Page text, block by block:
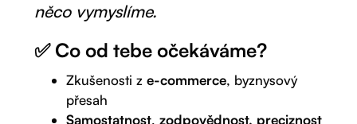
něco vymyslíme.
✅ Co od tebe očekáváme?
Zkušenosti ze-commerce, byznysový
přesah
Samostatnost,zodpovědnost, preciznost